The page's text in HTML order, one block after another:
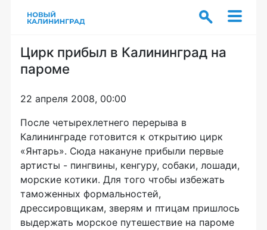
Цирк прибыл в Калининград на
пароме
22 апреля 2008, 00:00
После четырехлетнего перерыва в
Калининграде готовится к открытию цирк
«Янтарь». Сюда накануне прибыли первые
артисты - пингвины, кенгуру, собаки, лошади,
морские котики. Для того чтобы избежать
таможенных формальностей,
дрессировщикам, зверям и птицам пришлось
выдержать морское путешествие на пароме